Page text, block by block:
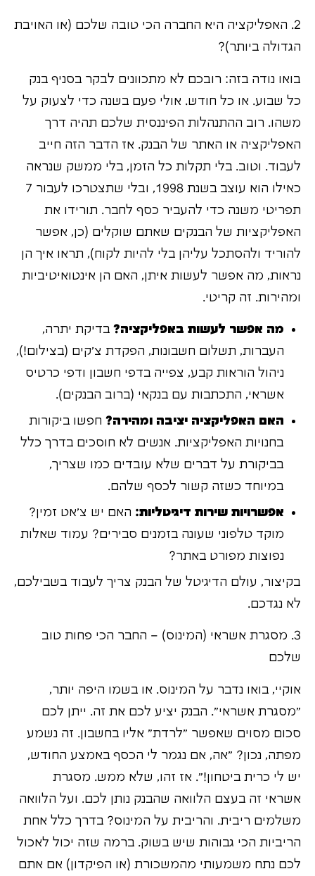
2. האפליקציה היא החברה הכי טובה שלכם (או האויבת
הגדולה ביותר)?
בואו נודה בזה: רובכם לא מתכוונים לבקר בסניף בנק
כל שבוע. או כל חודש. אולי פעם בשנה כדי לצעוק על
משהו. רוב ההתנהלות הפיננסית שלכם תהיה דרך
האפליקציה או האתר של הבנק. אז הדבר הזה חייב
לעבוד. וטוב. בלי תקלות כל הזמן, בלי ממשק שנראה
כאילו הוא עוצב בשנת 1998, ובלי שתצטרכו לעבור 7
תפריטי משנה כדי להעביר כסף לחבר. תורידו את
האפליקציות של הבנקים שאתם שוקלים (כן, אפשר
להוריד ולהסתכל עליהן בלי להיות לקוח), תראו איך הן
נראות, מה אפשר לעשות איתן, האם הן אינטואיטיביות
ומהירות. זה קריטי.
מה אפשר לעשות באפליקציה? בדיקת יתרה,
העברות, תשלום חשבונות, הפקדת צ'קים (בצילום!),
ניהול הוראות קבע, צפייה בדפי חשבון ודפי כרטיס
אשראי, התכתבות עם בנקאי (ברוב הבנקים).
האם האפליקציה יציבה ומהירה? חפשו ביקורות
בחנויות האפליקציות. אנשים לא חוסכים בדרך כלל
בביקורת על דברים שלא עובדים כמו שצריך,
במיוחד כשזה קשור לכסף שלהם.
אפשרויות שירות דיגיטליות: האם יש צ'אט זמין?
מוקד טלפוני שעונה בזמנים סבירים? עמוד שאלות
נפוצות מפורט באתר?
בקיצור, עולם הדיגיטל של הבנק צריך לעבוד בשבילכם,
לא נגדכם.
3. מסגרת אשראי (המינוס) – החבר הכי פחות טוב
שלכם
אוקיי, בואו נדבר על המינוס. או בשמו היפה יותר,
"מסגרת אשראי". הבנק יציע לכם את זה. ייתן לכם
סכום מסוים שאפשר "לרדת" אליו בחשבון. זה נשמע
מפתה, נכון? "אה, אם נגמר לי הכסף באמצע החודש,
יש לי כרית ביטחון!". אז זהו, שלא ממש. מסגרת
אשראי זה בעצם הלוואה שהבנק נותן לכם. ועל הלוואה
משלמים ריבית. והריבית על המינוס? בדרך כלל אחת
הריביות הכי גבוהות שיש בשוק. ברמה שזה יכול לאכול
לכם נתח משמעותי מהמשכורת (או הפיקדון) אם אתם